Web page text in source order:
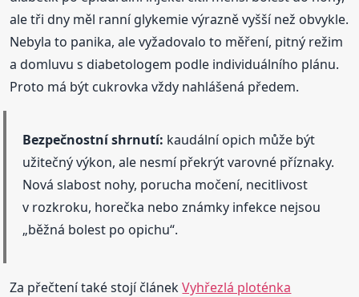
ale tři dny měl ranní glykemie výrazně vyšší než obvykle.
Nebyla to panika, ale vyžadovalo to měření, pitný režim
a domluvu s diabetologem podle individuálního plánu.
Proto má být cukrovka vždy nahlášená předem.
Bezpečnostní shrnutí: kaudální opich může být
užitečný výkon, ale nesmí překrýt varovné příznaky.
Nová slabost nohy, porucha močení, necitlivost
v rozkroku, horečka nebo známky infekce nejsou
„běžná bolest po opichu“.
Za přečtení také stojí článekVyhřezlá ploténka